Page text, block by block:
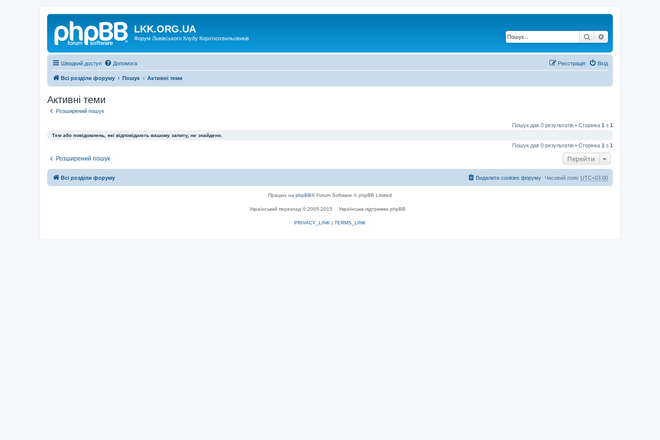
LKK.ORG.UA
Форум Львівського Клубу Короткохвильовиків Пошук
Швидкий доступ Допомога Вхід
Реєстрація
Всі розділи форуму Пошук Активні теми
Активні теми
Розширений пошук
Пошук дав 0 результатів • Сторінка 1 з 1
Тем або повідомлень, які відповідають вашому запиту, не знайдено.
Пошук дав 0 результатів • Сторінка 1 з 1
Розширений пошук Перейти
Всі розділи форуму Часовий пояс UTC+03:00
Видалити cookies форуму
Працює на phpBB® Forum Software © phpBB Limited
Український переклад © 2005-2015 Українська підтримка phpBB
PRIVACY_LINK | TERMS_LINK